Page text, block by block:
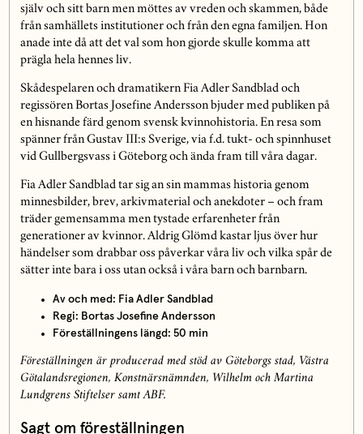
själv och sitt barn men möttes av vreden och skammen, både
från samhällets institutioner och från den egna familjen. Hon
anade inte då att det val som hon gjorde skulle komma att
prägla hela hennes liv.
Skådespelaren och dramatikern Fia Adler Sandblad och
regissören Bortas Josefine Andersson bjuder med publiken på
en hisnande färd genom svensk kvinnohistoria. En resa som
spänner från Gustav III:s Sverige, via f.d. tukt- och spinnhuset
vid Gullbergsvass i Göteborg och ända fram till våra dagar.
Fia Adler Sandblad tar sig an sin mammas historia genom
minnesbilder, brev, arkivmaterial och anekdoter – och fram
träder gemensamma men tystade erfarenheter från
generationer av kvinnor. Aldrig Glömd kastar ljus över hur
händelser som drabbar oss påverkar våra liv och vilka spår de
sätter inte bara i oss utan också i våra barn och barnbarn.
Av och med: Fia Adler Sandblad
Regi: Bortas Josefine Andersson
Föreställningens längd: 50 min
Föreställningen är producerad med stöd av Göteborgs stad, Västra
Götalandsregionen, Konstnärsnämnden, Wilhelm och Martina
Lundgrens Stiftelser samt ABF.
Sagt om föreställningen